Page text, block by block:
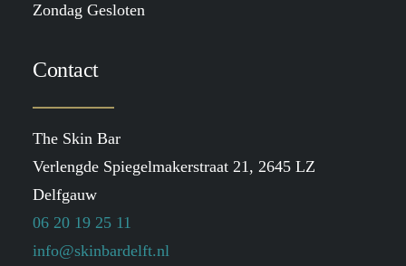
Zondag Gesloten
Contact
The Skin Bar
Verlengde Spiegelmakerstraat 21, 2645 LZ
Delfgauw
06 20 19 25 11
info@skinbardelft.nl